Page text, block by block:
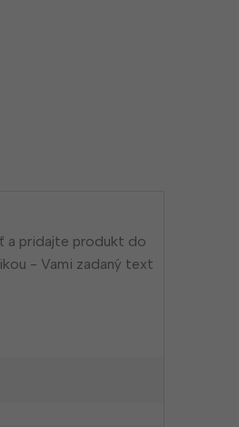
a pridajte produkt do
- Vami zadaný text